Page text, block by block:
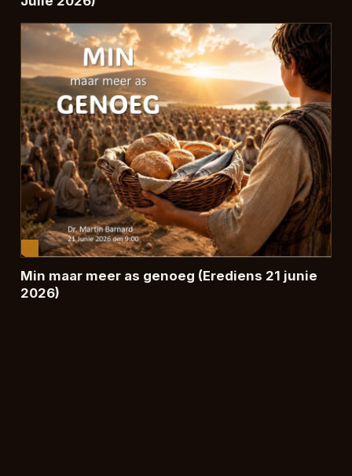
Min maar meer as genoeg (Erediens 21 junie
2026)